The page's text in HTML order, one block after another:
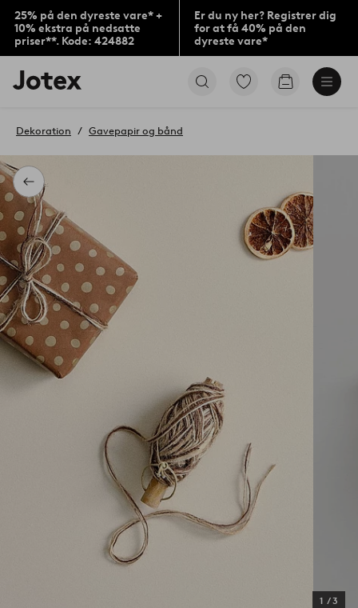
25% på den dyreste vare* +
10% ekstra på nedsatte
priser**. Kode: 424882
Er du ny her? Registrer dig
for at få 40% på den
dyreste vare*
Jotex
logo
til
Gå
Gå
Tilbage
Dekoration Gavepapir og bånd
1 /3